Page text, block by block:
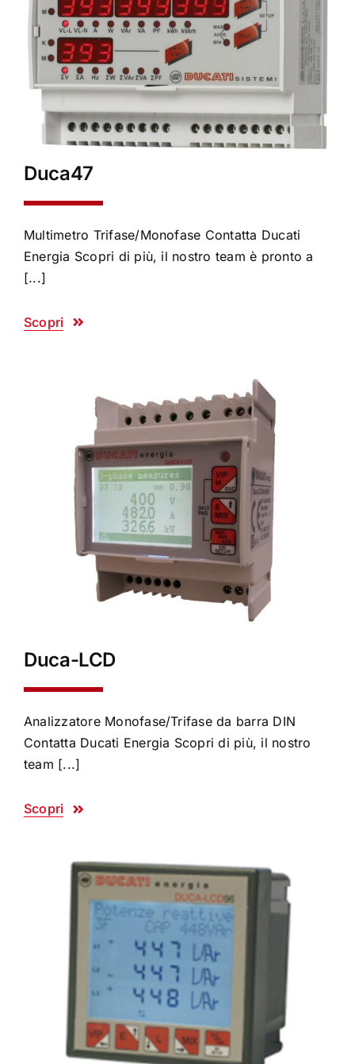
Duca47
Multimetro Trifase/Monofase Contatta Ducati
Energia Scopri di più, il nostro team è pronto a
[...]
Scopri
Duca-LCD
Analizzatore Monofase/Trifase da barra DIN
Contatta Ducati Energia Scopri di più, il nostro
team [...]
Scopri